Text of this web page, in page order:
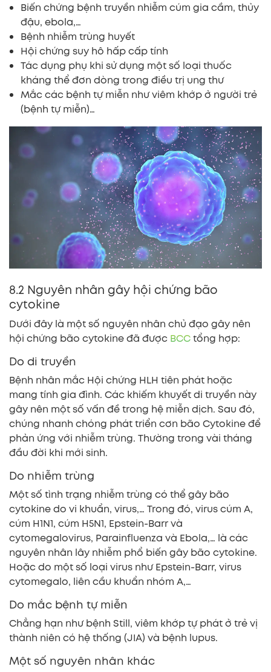
Biến chứng bệnh truyền nhiễm cúm gia cầm, thủy
đậu, ebola,…
Bệnh nhiễm trùng huyết
Hội chứng suy hô hấp cấp tính
Tác dụng phụ khi sử dụng một số loại thuốc
kháng thể đơn dòng trong điều trị ung thư
Mắc các bệnh tự miễn như viêm khớp ở người trẻ
(bệnh tự miễn)…
8.2 Nguyên nhân gây hội chứng bão
cytokine
Dưới đây là một số nguyên nhân chủ đạo gây nên
hội chứng bão cytokine đã được BCCtổng hợp:
Do di truyền
Bệnh nhân mắc Hội chứng HLH tiên phát hoặc
mang tính gia đình. Các khiếm khuyết di truyền này
gây nên một số vấn đề trong hệ miễn dịch. Sau đó,
chúng nhanh chóng phát triển cơn bão Cytokine để
phản ứng với nhiễm trùng. Thường trong vài tháng
đầu đời khi mới sinh.
Do nhiễm trùng
Một số tình trạng nhiễm trùng có thể gây bão
cytokine do vi khuẩn, virus,… Trong đó, virus cúm A,
cúm H1N1, cúm H5N1, Epstein-Barr và
cytomegalovirus, Parainfluenza và Ebola,… là các
nguyên nhân lây nhiễm phổ biến gây bão cytokine.
Hoặc do một số loại virus như Epstein-Barr, virus
cytomegalo, liên cầu khuẩn nhóm A,…
Do mắc bệnh tự miễn
Chẳng hạn như bệnh Still, viêm khớp tự phát ở trẻ vị
thành niên có hệ thống (JIA) và bệnh lupus.
Một số nguyên nhân khác